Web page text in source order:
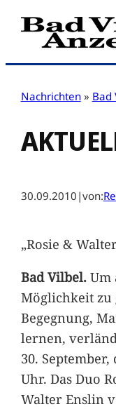
Zum
Inhalt
Nachrichten » Bad
30.09.2010 |von:
„Rosie &
Bad Vilbel.Um
Möglichkeit zu
Begegnung,
lernen,
30.
Uhr. Das Duo
Walter Enslin